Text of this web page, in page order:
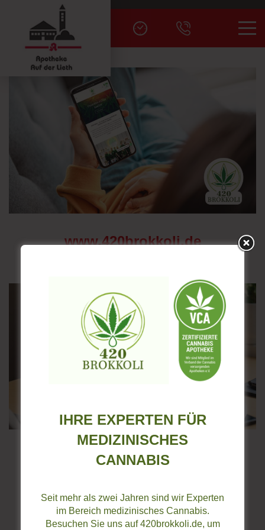
Versand
www.420brokkoli.de
www.medikamente.express
IHRE EXPERTEN FÜR
MEDIZINISCHES
CANNABIS
Seit mehr als zwei Jahren sind wir Experten
im Bereich medizinisches Cannabis.
Besuchen Sie uns auf 420brokkoli.de, um